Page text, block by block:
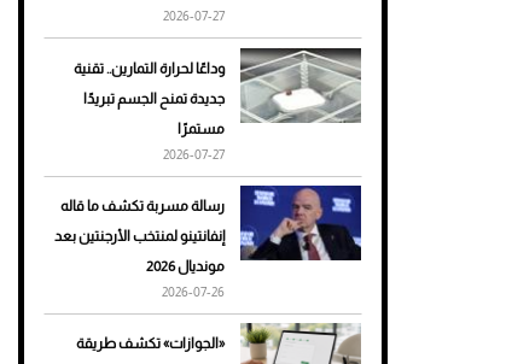
هوى الأبطال
أفضل تدريج للشعر الطويل
لإطلالة جريئة وعصرية
للرجال
2026-07-27
وداعًا لحرارة التمارين.. تقنية
جديدة تمنح الجسم تبريدًا
مستمرًا
2026-07-27
رسالة مسربة تكشف ما قاله
إنفانتينو لمنتخب الأرجنتين بعد
مونديال 2026
2026-07-26
«الجوازات» تكشف طريقة